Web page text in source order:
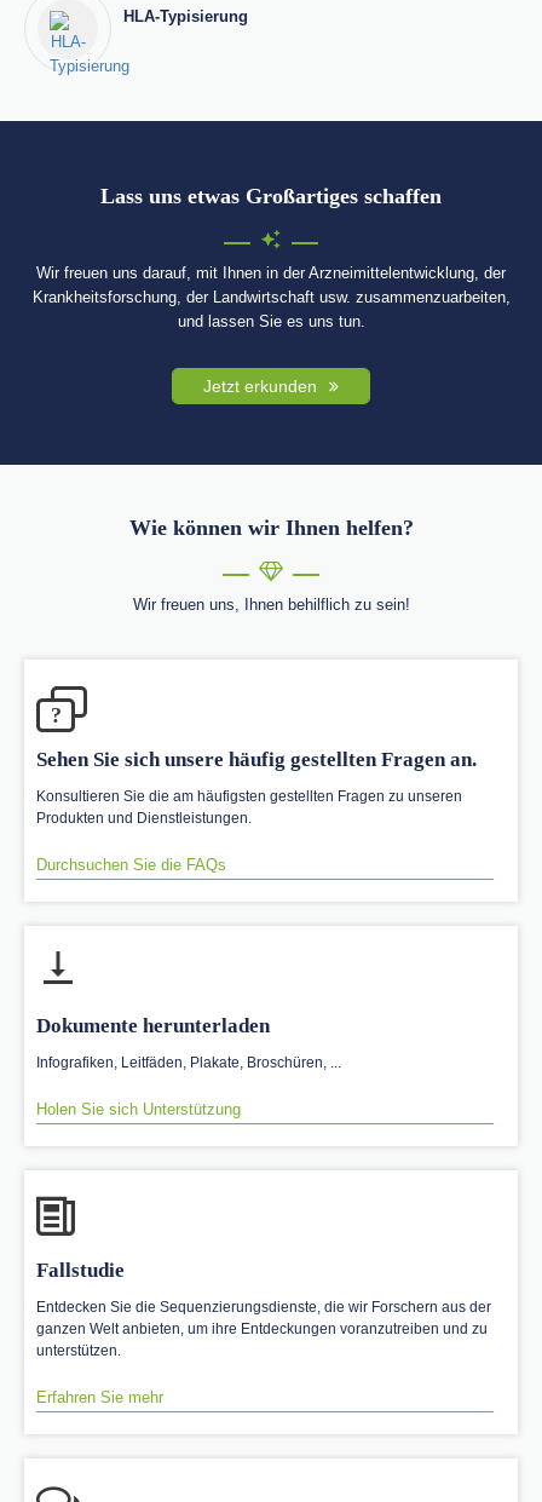
HLA-Typisierung
Lass uns etwas Großartiges schaffen
Wir freuen uns darauf, mit Ihnen in der Arzneimittelentwicklung, der
Krankheitsforschung, der Landwirtschaft usw. zusammenzuarbeiten,
und lassen Sie es uns tun.
Jetzt erkunden
Wie können wir Ihnen helfen?
Wir freuen uns, Ihnen behilflich zu sein!
?
Sehen Sie sich unsere häufig gestellten Fragen an.
Konsultieren Sie die am häufigsten gestellten Fragen zu unseren
Produkten und Dienstleistungen.
Durchsuchen Sie die FAQs
Dokumente herunterladen
Infografiken, Leitfäden, Plakate, Broschüren, ...
Holen Sie sich Unterstützung
Fallstudie
Entdecken Sie die Sequenzierungsdienste, die wir Forschern aus der
ganzen Welt anbieten, um ihre Entdeckungen voranzutreiben und zu
unterstützen.
Erfahren Sie mehr